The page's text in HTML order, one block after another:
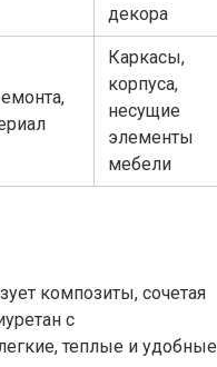
декора
Каркасы,
корпуса,
несущие
элементы
мебели
композиты, сочетая
с
теплые и удобные